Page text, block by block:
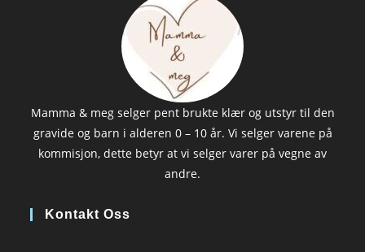
Mamma & meg selger pent brukte klær og utstyr til den
gravide og barn i alderen 0 – 10 år. Vi selger varene på
kommisjon, dette betyr at vi selger varer på vegne av
andre.
Kontakt Oss